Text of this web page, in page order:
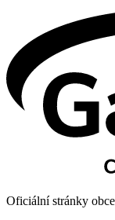
Oficiální stránky